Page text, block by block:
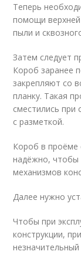
Теперь
помощи
пыли и
Затем следует
Короб заранее
закрепляют со
планку. Такая
сместились при
с разметкой.
Короб в проёме
надёжно, чтобы
механизмов
Далее нужно
Чтобы при
конструкции,
незначительный